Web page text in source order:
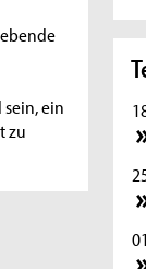
ein
zu